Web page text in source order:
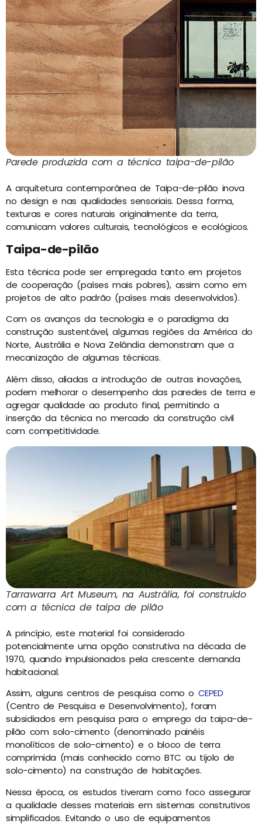
Parede produzida com a técnica taipa-de-pilão
A arquitetura contemporânea de Taipa-de-pilão inova
no design e nas qualidades sensoriais. Dessa forma,
texturas e cores naturais originalmente da terra,
comunicam valores culturais, tecnológicos e ecológicos.
Taipa-de-pilão
Esta técnica pode ser empregada tanto em projetos
de cooperação (países mais pobres), assim como em
projetos de alto padrão (países mais desenvolvidos).
Com os avanços da tecnologia e o paradigma da
construção sustentável, algumas regiões da América do
Norte, Austrália e Nova Zelândia demonstram que a
mecanização de algumas técnicas.
Além disso, aliadas a introdução de outras inovações,
podem melhorar o desempenho das paredes de terra e
agregar qualidade ao produto final, permitindo a
inserção da técnica no mercado da construção civil
com competitividade.
Tarrawarra Art Museum, na Austrália, foi construído
com a técnica de taipa de pilão
A princípio, este material foi considerado
potencialmente uma opção construtiva na década de
1970, quando impulsionados pela crescente demanda
habitacional.
Assim, alguns centros de pesquisa como o CEPED
(Centro de Pesquisa e Desenvolvimento), foram
subsidiados em pesquisa para o emprego da taipa-de-
pilão com solo-cimento (denominado painéis
monolíticos de solo-cimento) e o bloco de terra
comprimida (mais conhecido como BTC ou tijolo de
solo-cimento) na construção de habitações.
Nessa época, os estudos tiveram como foco assegurar
a qualidade desses materiais em sistemas construtivos
simplificados. Evitando o uso de equipamentos